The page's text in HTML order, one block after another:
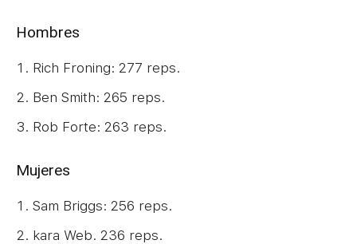
Hombres
Rich Froning: 277 reps.
Ben Smith: 265 reps.
Rob Forte: 263 reps.
Mujeres
Sam Briggs: 256 reps.
kara Web. 236 reps.